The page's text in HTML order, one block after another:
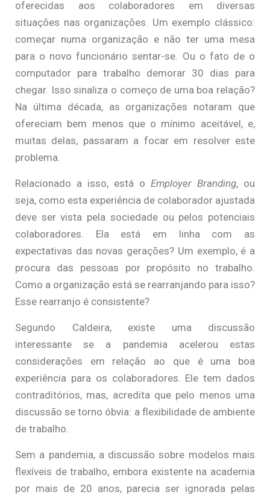
oferecidas aos colaboradores em diversas
situações nas organizações. Um exemplo clássico:
começar numa organização e não ter uma mesa
para o novo funcionário sentar-se. Ou o fato de o
computador para trabalho demorar 30 dias para
chegar. Isso sinaliza o começo de uma boa relação?
Na última década, as organizações notaram que
ofereciam bem menos que o mínimo aceitável, e,
muitas delas, passaram a focar em resolver este
problema.
Relacionado a isso, está o Employer Branding, ou
seja, como esta experiência de colaborador ajustada
deve ser vista pela sociedade ou pelos potenciais
colaboradores. Ela está em linha com as
expectativas das novas gerações? Um exemplo, é a
procura das pessoas por propósito no trabalho.
Como a organização está se rearranjando para isso?
Esse rearranjo é consistente?
Segundo Caldeira, existe uma discussão
interessante se a pandemia acelerou estas
considerações em relação ao que é uma boa
experiência para os colaboradores. Ele tem dados
contraditórios, mas, acredita que pelo menos uma
discussão se torno óbvia: a flexibilidade de ambiente
de trabalho.
Sem a pandemia, a discussão sobre modelos mais
flexíveis de trabalho, embora existente na academia
por mais de 20 anos, parecia ser ignorada pelas